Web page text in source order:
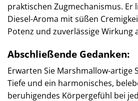
praktischen Zugmechanismus. Er
Diesel-Aroma mit süßen
Potenz und zuverlässige Wirkung
Abschließende Gedanken:
Erwarten Sie Marshmallow-artige
Tiefe und ein harmonisches,
beruhigendes Körpergefühl bei